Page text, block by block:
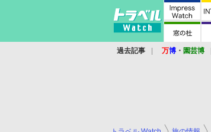
過去記事 万博 ・ 園芸博